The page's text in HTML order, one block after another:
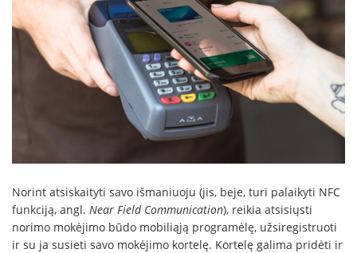
Norint atsiskaityti savo išmaniuoju (jis, beje, turi palaikyti NFC
funkciją, angl. Near Field Communication), reikia atsisiųsti
norimo mokėjimo būdo mobiliąją programėlę, užsiregistruoti
ir su ja susieti savo mokėjimo kortelę. Kortelę galima pridėti ir